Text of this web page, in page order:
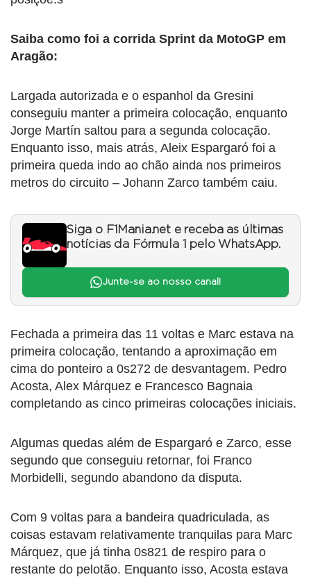
Saiba como foi a corrida Sprint da MotoGP em
Aragão:
Largada autorizada e o espanhol da Gresini
conseguiu manter a primeira colocação, enquanto
Jorge Martín saltou para a segunda colocação.
Enquanto isso, mais atrás, Aleix Espargaró foi a
primeira queda indo ao chão ainda nos primeiros
metros do circuito – Johann Zarco também caiu.
Siga o F1Mania.net e receba as últimas
notícias da Fórmula 1 pelo WhatsApp.
Junte-se ao nosso canal!
Fechada a primeira das 11 voltas e Marc estava na
primeira colocação, tentando a aproximação em
cima do ponteiro a 0s272 de desvantagem. Pedro
Acosta, Alex Márquez e Francesco Bagnaia
completando as cinco primeiras colocações iniciais.
Algumas quedas além de Espargaró e Zarco, esse
segundo que conseguiu retornar, foi Franco
Morbidelli, segundo abandono da disputa.
Com 9 voltas para a bandeira quadriculada, as
coisas estavam relativamente tranquilas para Marc
Márquez, que já tinha 0s821 de respiro para o
restante do pelotão. Enquanto isso, Acosta estava